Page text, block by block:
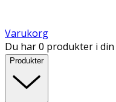
Varukorg
Du har 0 produkter i
Produkter